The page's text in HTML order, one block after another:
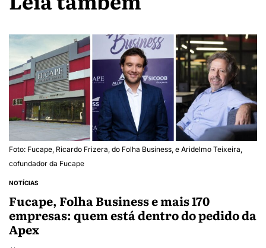
Foto: Fucape, Ricardo Frizera, do Folha Business, e Aridelmo Teixeira,
cofundador da Fucape
NOTÍCIAS
Fucape, Folha Business e mais 170
empresas: quem está dentro do pedido da
Apex